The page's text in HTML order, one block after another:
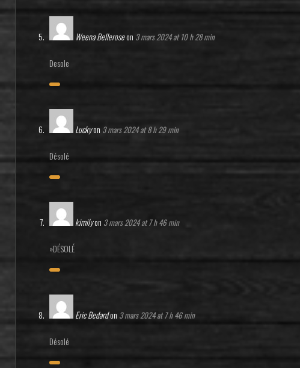
Weena Belleroseon 3 mars 2024 at 10 h 28 min
Desole
Luckyon 3 mars 2024 at 8 h 29 min
Désolé
kimilyon 3 mars 2024 at 7 h 46 min
»DÉSOLÉ
Eric Bedardon 3 mars 2024 at 7 h 46 min
Désolé